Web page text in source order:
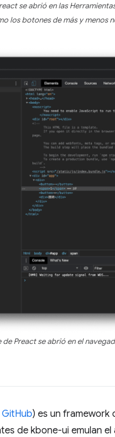
se abrió en las
los botones de más y menos
Preact se abrió en el
) es un framework
de kbone-ui emulan